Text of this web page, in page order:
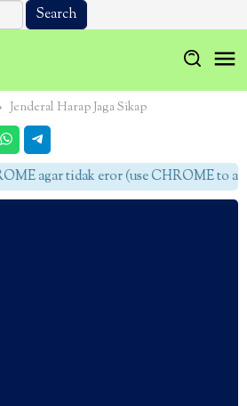
Jenderal Harap Jaga Sikap
agar tidak eror (use CHROME to